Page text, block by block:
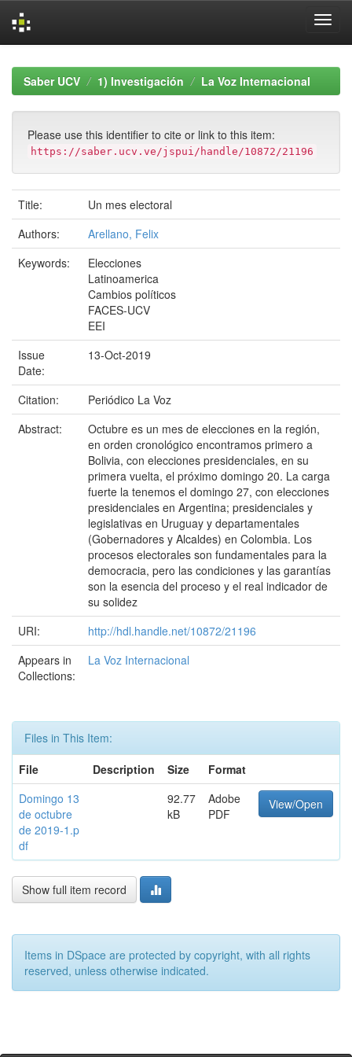
navigationSaber UCV 1) Investigación La Voz Internacional
Please use this identifier to cite or link to this item:
https://saber.ucv.ve/jspui/handle/10872/21196
Title:
Un mes electoral
Authors:
Arellano, Felix
Keywords:
Elecciones
Latinoamerica
Cambios políticos
FACES-UCV
EEI
Issue
Date:
13-Oct-2019
Citation:
Periódico La Voz
Abstract:
Octubre es un mes de elecciones en la región,
en orden cronológico encontramos primero a
Bolivia, con elecciones presidenciales, en su
primera vuelta, el próximo domingo 20. La carga
fuerte la tenemos el domingo 27, con elecciones
presidenciales en Argentina; presidenciales y
legislativas en Uruguay y departamentales
(Gobernadores y Alcaldes) en Colombia. Los
procesos electorales son fundamentales para la
democracia, pero las condiciones y las garantías
son la esencia del proceso y el real indicador de
su solidez
URI:
http://hdl.handle.net/10872/21196
Appears in
Collections:
La Voz Internacional
Files in This Item:
File
Description Size
Format
Domingo 13
de octubre
de 2019-1.p
df
92.77
kB
Adobe
PDF
View/Open
Show full item record
Items in DSpace are protected by copyright, with all rights
reserved, unless otherwise indicated.